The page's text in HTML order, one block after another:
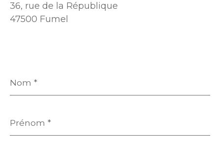
36, rue de la République
47500 Fumel
*
*